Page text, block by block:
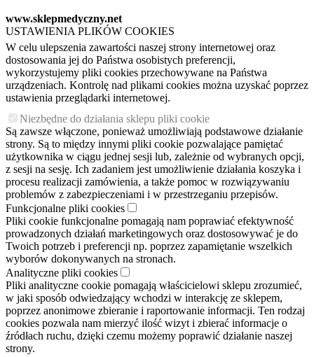
www.sklepmedyczny.net
USTAWIENIA PLIKÓW COOKIES
W celu ulepszenia zawartości naszej strony internetowej oraz
dostosowania jej do Państwa osobistych preferencji,
wykorzystujemy pliki cookies przechowywane na Państwa
urządzeniach. Kontrolę nad plikami cookies można uzyskać poprzez
ustawienia przeglądarki internetowej.
Niezbędne do działania sklepu pliki cookie
Są zawsze włączone, ponieważ umożliwiają podstawowe działanie
strony. Są to między innymi pliki cookie pozwalające pamiętać
użytkownika w ciągu jednej sesji lub, zależnie od wybranych opcji,
z sesji na sesję. Ich zadaniem jest umożliwienie działania koszyka i
procesu realizacji zamówienia, a także pomoc w rozwiązywaniu
problemów z zabezpieczeniami i w przestrzeganiu przepisów.
Funkcjonalne pliki cookies
Pliki cookie funkcjonalne pomagają nam poprawiać efektywność
prowadzonych działań marketingowych oraz dostosowywać je do
Twoich potrzeb i preferencji np. poprzez zapamiętanie wszelkich
wyborów dokonywanych na stronach.
Analityczne pliki cookies
Pliki analityczne cookie pomagają właścicielowi sklepu zrozumieć,
w jaki sposób odwiedzający wchodzi w interakcję ze sklepem,
poprzez anonimowe zbieranie i raportowanie informacji. Ten rodzaj
cookies pozwala nam mierzyć ilość wizyt i zbierać informacje o
źródłach ruchu, dzięki czemu możemy poprawić działanie naszej
strony.